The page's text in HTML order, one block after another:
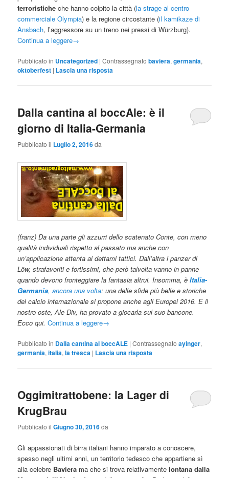
terroristiche che hanno colpito la città (la strage al centro
commerciale Olympia) e la regione circostante (il kamikaze di
Ansbach, l’aggressore su un treno nei pressi di Würzburg).
Continua a leggere→
Pubblicato in Uncategorized |Contrassegnato baviera,germania,
oktoberfest | Lascia una risposta
Dalla cantina al boccAle: è il
giorno di Italia-Germania
Pubblicato il Luglio 2, 2016da
(franz) Da una parte gli azzurri dello scatenato Conte, con meno
qualità individuali rispetto al passato ma anche con
un’applicazione attenta ai dettami tattici. Dall’altra i panzer di
Löw, strafavoriti e fortissimi, che però talvolta vanno in panne
quando devono fronteggiare la fantasia altrui. Insomma, èItalia-
Germania, ancora una volta: una delle sfide più belle e storiche
del calcio internazionale si propone anche agli Europei 2016. E il
nostro oste, Ale Div, ha provato a giocarla sul suo bancone.
Ecco qui. Continua a leggere→
Pubblicato in Dalla cantina al boccALE |Contrassegnato ayinger,
germania,italia,la tresca | Lascia una risposta
Oggimitrattobene: la Lager di
KrugBrau
Pubblicato ilGiugno 30, 2016da
Gli appassionati di birra italiani hanno imparato a conoscere,
spesso negli ultimi anni, un territorio tedesco che appartiene sì
alla celebre Baviera ma che si trova relativamentelontana dalla